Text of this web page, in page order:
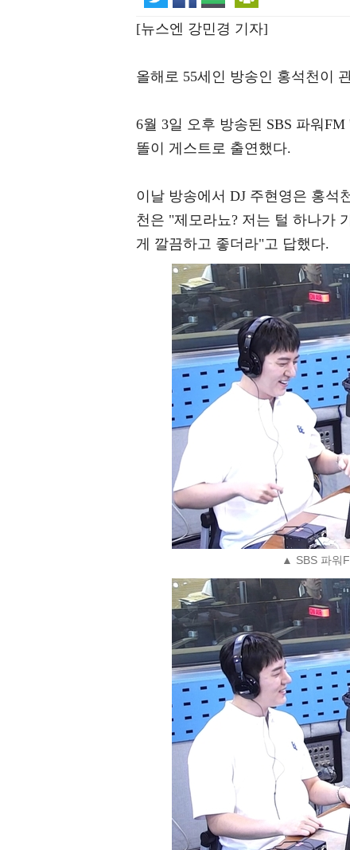
[뉴스엔 강민경 기자]
올해로 55세인 방송인 홍석천이
6월 3일 오후 방송된 SBS 파워
똘이 게스트로 출연했다.
이날 방송에서 DJ 주현영은 홍석
천은 "제모라뇨? 저는 털 하나가
게 깔끔하고 좋더라"고 답했다.
▲ SBS 파워